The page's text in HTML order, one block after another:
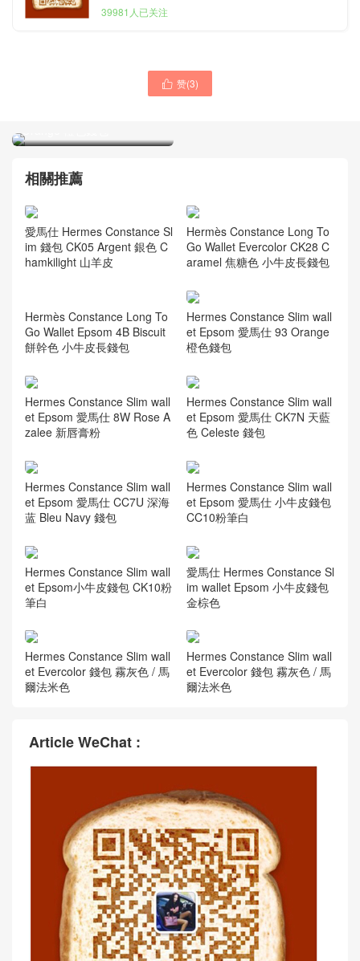
39981人已关注
 赞(3)Hermès Constance Long
To Go Wallet Epsom 4B
相關推薦
愛馬仕 Hermes Constance Sl
im 錢包 CK05 Argent 銀色 C
hamkilight 山羊皮
Hermès Constance Long To
Go Wallet Evercolor CK28 C
aramel 焦糖色 小牛皮長錢包
Hermès Constance Long To
Go Wallet Epsom 4B Biscuit
餅幹色 小牛皮長錢包
Hermes Constance Slim wall
et Epsom 愛馬仕 93 Orange
橙色錢包
Hermes Constance Slim wall
et Epsom 愛馬仕 8W Rose A
zalee 新唇膏粉
Hermes Constance Slim wall
et Epsom 愛馬仕 CK7N 天藍
色 Celeste 錢包
Hermes Constance Slim wall
et Epsom 愛馬仕 CC7U 深海
蓝 Bleu Navy 錢包
Hermes Constance Slim wall
et Epsom 愛馬仕 小牛皮錢包
CC10粉筆白
Hermes Constance Slim wall
et Epsom小牛皮錢包 CK10粉
筆白
愛馬仕 Hermes Constance Sl
im wallet Epsom 小牛皮錢包
金棕色
Hermes Constance Slim wall
et Evercolor 錢包 霧灰色 / 馬
爾法米色
Hermes Constance Slim wall
et Evercolor 錢包 霧灰色 / 馬
爾法米色
Article WeChat :